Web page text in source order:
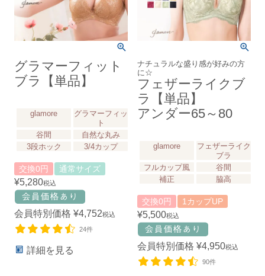
グラマーフィット
ブラ【単品】
glamore
グラマーフィッ
ト
谷間
自然な丸み
3段ホック
3/4カップ
交換0円 通常サイズ
¥5,280税込
会員特別価格 ¥4,752税込
24件
詳細を見る
ナチュラルな盛り感が好みの方
に☆
フェザーライクブ
ラ【単品】
アンダー65～80
glamore
フェザーライク
ブラ
フルカップ風
谷間
補正
脇高
交換0円 1カップUP
¥5,500税込
会員特別価格 ¥4,950税込
90件